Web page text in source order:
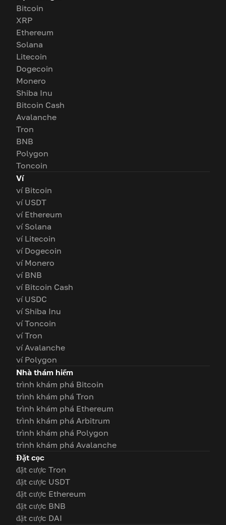
Bitcoin
XRP
Ethereum
Solana
Litecoin
Dogecoin
Monero
Shiba Inu
Bitcoin Cash
Avalanche
Tron
BNB
Polygon
Toncoin
Ví
ví Bitcoin
ví USDT
ví Ethereum
ví Solana
ví Litecoin
ví Dogecoin
ví Monero
ví BNB
ví Bitcoin Cash
ví USDC
ví Shiba Inu
ví Toncoin
ví Tron
ví Avalanche
ví Polygon
Nhà thám hiểm
trình khám phá Bitcoin
trình khám phá Tron
trình khám phá Ethereum
trình khám phá Arbitrum
trình khám phá Polygon
trình khám phá Avalanche
Đặt cọc
đặt cược Tron
đặt cược USDT
đặt cược Ethereum
đặt cược BNB
đặt cược DAI